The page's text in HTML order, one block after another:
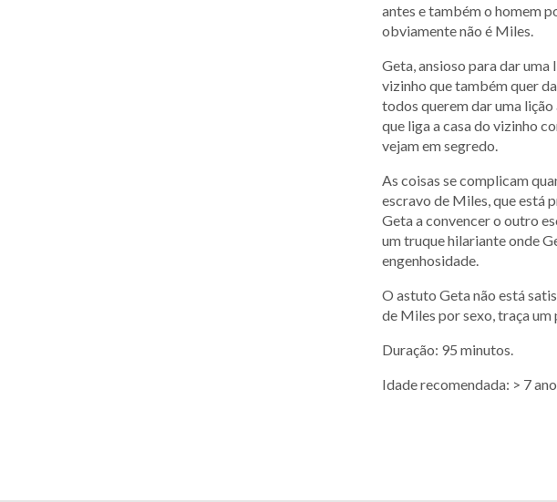
antes e também o homem
obviamente não é Miles.
Geta, ansioso para dar uma
vizinho que também quer
todos querem dar uma
que liga a casa do vizinho
vejam em segredo.
As coisas se complicam
escravo de Miles, que está
Geta a convencer o outro
um truque hilariante onde
engenhosidade.
O astuto Geta não está
de Miles por sexo, traça
Duração: 95 minutos.
Idade recomendada: > 7